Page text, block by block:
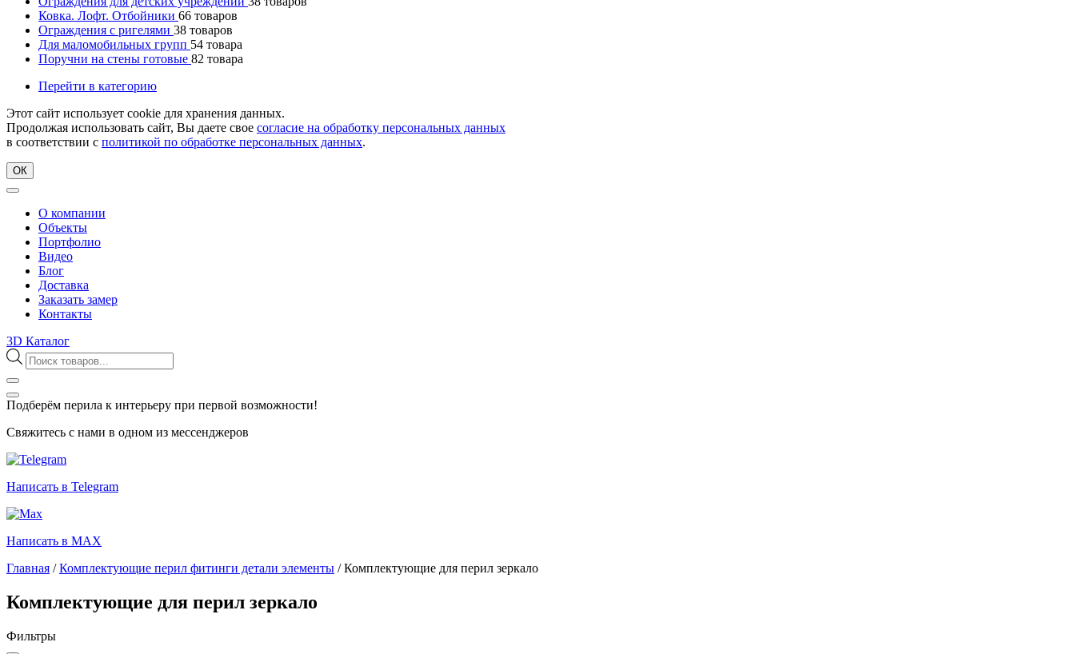
Ковка. Лофт. Отбойники 66 товаров
Ограждения с ригелями 38 товаров
Для маломобильных групп 54 товара
Поручни на стены готовые 82 товара
Перейти в категорию
Этот сайт использует cookie для хранения данных.
Продолжая использовать сайт, Вы даете свое согласие на обработку персональных данных
в соответствии с политикой по обработке персональных данных.
ОК
О компании
Объекты
Портфолио
Видео
Блог
Доставка
Заказать замер
Контакты
3D Каталог
Поиск
товаров
Подберём перила к интерьеру при первой возможности!
Свяжитесь с нами в одном из мессенджеров
Написать в Telegram
Написать в MAX
Главная /Комплектующие перил фитинги детали элементы /Комплектующие для перил зеркало
Комплектующие для перил зеркало
Фильтры